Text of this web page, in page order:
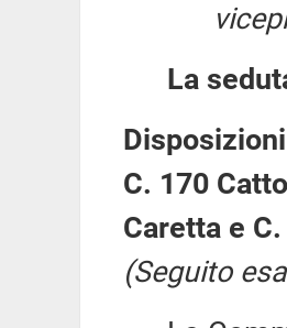
La
C. 170
Caretta e
(Seguito